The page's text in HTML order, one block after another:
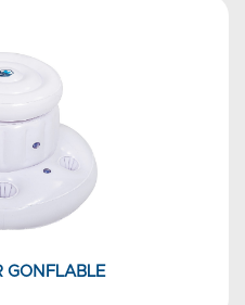
GONFLABLE